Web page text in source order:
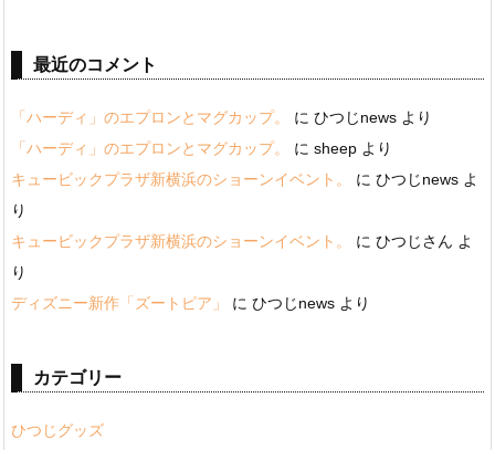
最近のコメント
「ハーディ」のエプロンとマグカップ。 に ひつじnews より
「ハーディ」のエプロンとマグカップ。
に sheep より
キュービックプラザ新横浜のショーンイベント。
に ひつじnews よ
り
キュービックプラザ新横浜のショーンイベント。
に ひつじさん よ
り
ディズニー新作「ズートピア」
に ひつじnews より
カテゴリー
ひつじグッズ